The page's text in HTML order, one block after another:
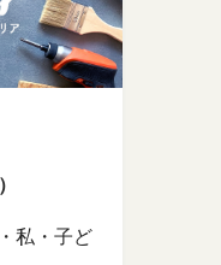
私・子ど